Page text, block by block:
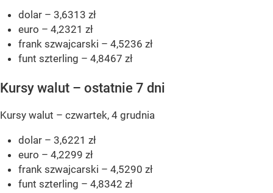
dolar – 3,6313 zł
euro – 4,2321 zł
frank szwajcarski – 4,5236 zł
funt szterling – 4,8467 zł
Kursy walut – ostatnie 7 dni
Kursy walut – czwartek, 4 grudnia
dolar – 3,6221 zł
euro – 4,2299 zł
frank szwajcarski – 4,5290 zł
funt szterling – 4,8342 zł